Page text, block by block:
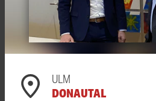
ULM
DONAUTAL